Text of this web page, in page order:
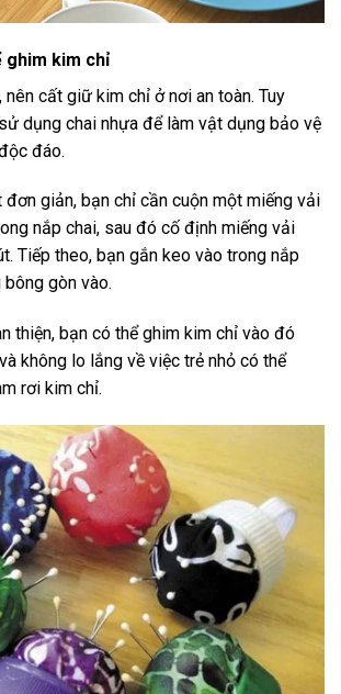
ghim kim chỉ
cất giữ kim chỉ ở nơi an toàn. Tuy
dụng chai nhựa để làm vật dụng bảo vệ
đáo.
đơn giản, bạn chỉ cần cuộn một miếng vải
nắp chai, sau đó cố định miếng vải
Tiếp theo, bạn gắn keo vào trong nắp
gòn vào.
thiện, bạn có thể ghim kim chỉ vào đó
không lo lắng về việc trẻ nhỏ có thể
rơi kim chỉ.